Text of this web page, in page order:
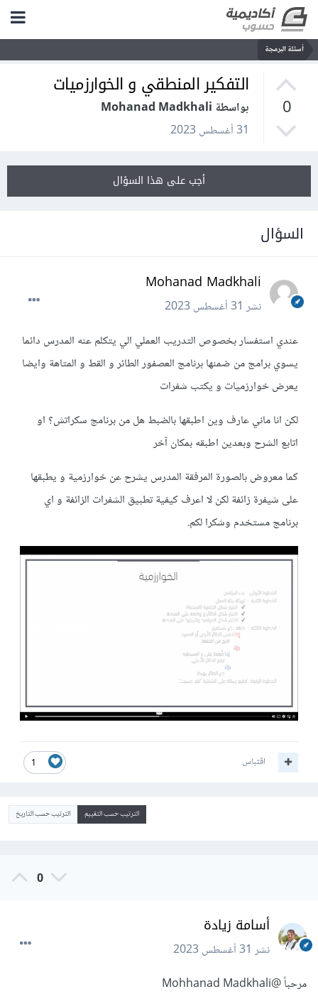
أسئلة البرمجة
0
التفكير المنطقي و الخوارزميات
بواسطة Mohanad Madkhali
31 أغسطس 2023
أجب على هذا السؤال
السؤال
Mohanad Madkhali
نشر31 أغسطس 2023
عندي استفسار بخصوص التدريب العملي الي يتكلم عنه المدرس دائما
يسوي برامج من ضمنها برنامج العصفور الطائر و القط و المتاهة وايضا
يعرض خوارزميات و يكتب شفرات
لكن انا ماني عارف وين اطبقها بالضبط هل من برنامج سكراتش؟ او
اتابع الشرح وبعدين اطبقه بمكان آخر
كما معروض بالصورة المرفقة المدرس يشرح عن خوارزمية و يطبقها
على شيفرة زائفة لكن لا اعرف كيفية تطبيق الشفرات الزائفة و اي
برنامج مستخدم وشكرا لكم.
1 اقتباس
الترتيب حسب التقييم الترتيب حسب التاريخ
0
أسامة زيادة
نشر31 أغسطس 2023
مرحباً@Mohhanad Madkhali